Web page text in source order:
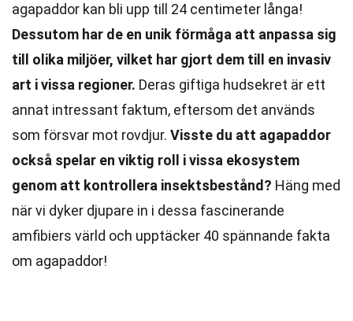
agapaddor kan bli upp till 24 centimeter långa!
Dessutom har de en unik förmåga att anpassa sig
till olika miljöer, vilket har gjort dem till en invasiv
art i vissa regioner. Deras giftiga hudsekret är ett
annat intressant faktum, eftersom det används
som försvar mot rovdjur. Visste du att agapaddor
också spelar en viktig roll i vissa ekosystem
genom att kontrollera insektsbestånd? Häng med
när vi dyker djupare in i dessa fascinerande
amfibiers värld och upptäcker 40 spännande fakta
om agapaddor!